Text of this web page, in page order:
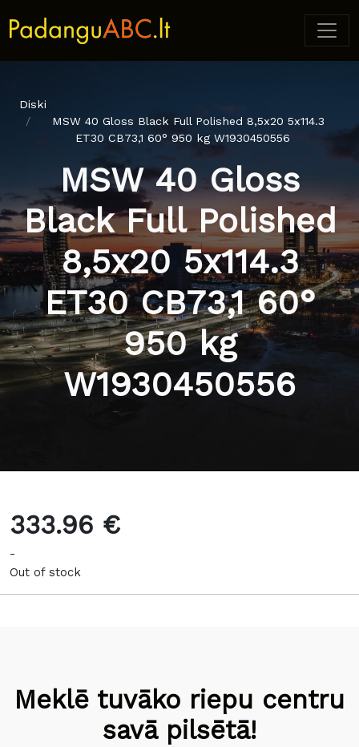
Diski
MSW 40 Gloss Black Full Polished 8,5x20 5x114.3
ET30 CB73,1 60° 950 kg W1930450556
MSW 40 Gloss
Black Full Polished
8,5x20 5x114.3
ET30 CB73,1 60°
950 kg
W1930450556
333.96 €
-
Out of stock
Meklē tuvāko riepu centru
savā pilsētā!